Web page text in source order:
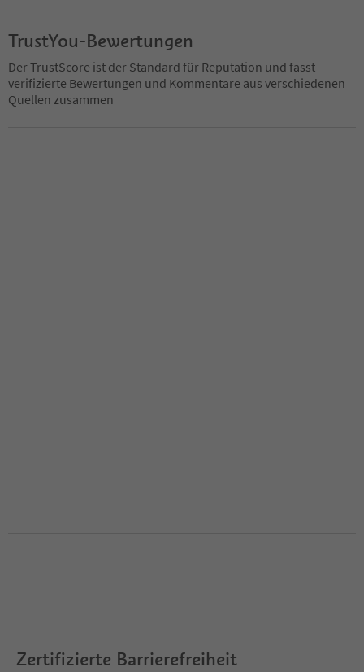
TrustYou-Bewertungen
Der TrustScore ist der Standard für Reputation und fasst
verifizierte Bewertungen und Kommentare aus verschiedenen
Quellen zusammen
Zertifizierte Barrierefreiheit